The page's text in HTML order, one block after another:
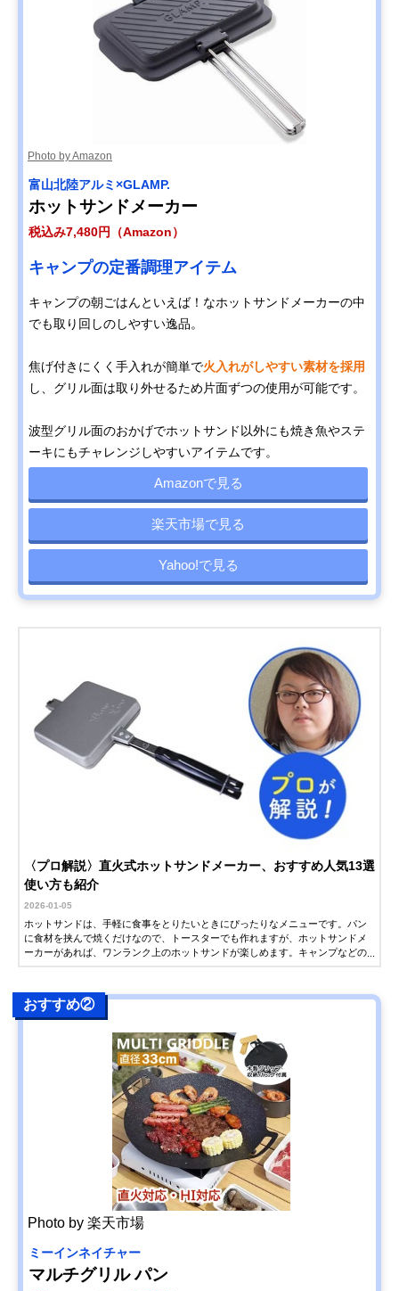
Photo by Amazon
富山北陸アルミ×GLAMP.
ホットサンドメーカー
税込み7,480円（Amazon）
キャンプの定番調理アイテム
キャンプの朝ごはんといえば！なホットサンドメーカーの中
でも取り回しのしやすい逸品。
焦げ付きにくく手入れが簡単で火入れがしやすい素材を採用
し、グリル面は取り外せるため片面ずつの使用が可能です。
波型グリル面のおかげでホットサンド以外にも焼き魚やステ
ーキにもチャレンジしやすいアイテムです。
Amazonで見る
楽天市場で見る
Yahoo!で見る
〈プロ解説〉直火式ホットサンドメーカー、おすすめ人気13選
使い方も紹介
2026-01-05
ホットサンドは、手軽に食事をとりたいときにぴったりなメニューです。パン
に食材を挟んで焼くだけなので、トースターでも作れますが、ホットサンドメ
ーカーがあれば、ワンランク上のホットサンドが楽しめます。キャンプなどの
おすすめ人気商品まで詳しく紹介します。ぜひ参考にしてください。
おすすめ②
Photo by 楽天市場
ミーインネイチャー
マルチグリル パン